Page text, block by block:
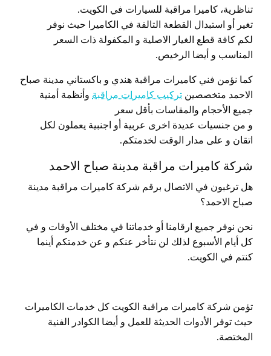
تناظرية، كاميرا مراقبة للسيارات في الكويت.
تغير أو استبدال القطعة التالفة في الكاميرا حيث نوفر
لكم كافة قطع الغيار الاصلية و المكفولة ذات السعر
المناسب و أيضا الرخيص.
كما نؤمن فني كاميرات مراقبة هندي و باكستاني مدينة صباح
الاحمد متخصصين تركيب كاميرات مراقبة وأنظمة أمنية
جميع الأحجام والمقاسات بأقل سعر
و من جنسيات عديدة اخرى عربية أو اجنبية يعملون لكل
اتقان و على مدار الوقت لخدمتكم.
شركة كاميرات مراقبة مدينة صباح الاحمد
هل ترغبون في الاتصال برقم شركة كاميرات مراقبة مدينة
صباح الاحمد؟
نحن نوفر جميع ارقامنا أو خدماتنا في مختلف الأوقات و في
كل أيام الأسبوع لذلك لن نتأخر عنكم و عن خدمتكم أينما
كنتم في الكويت.
تؤمن شركة كاميرات مراقبة الكويت كل خدمات الكاميرات
حيث توفر الأدوات الحديثة للعمل و أيضا الكوادر الفنية
المختصة.